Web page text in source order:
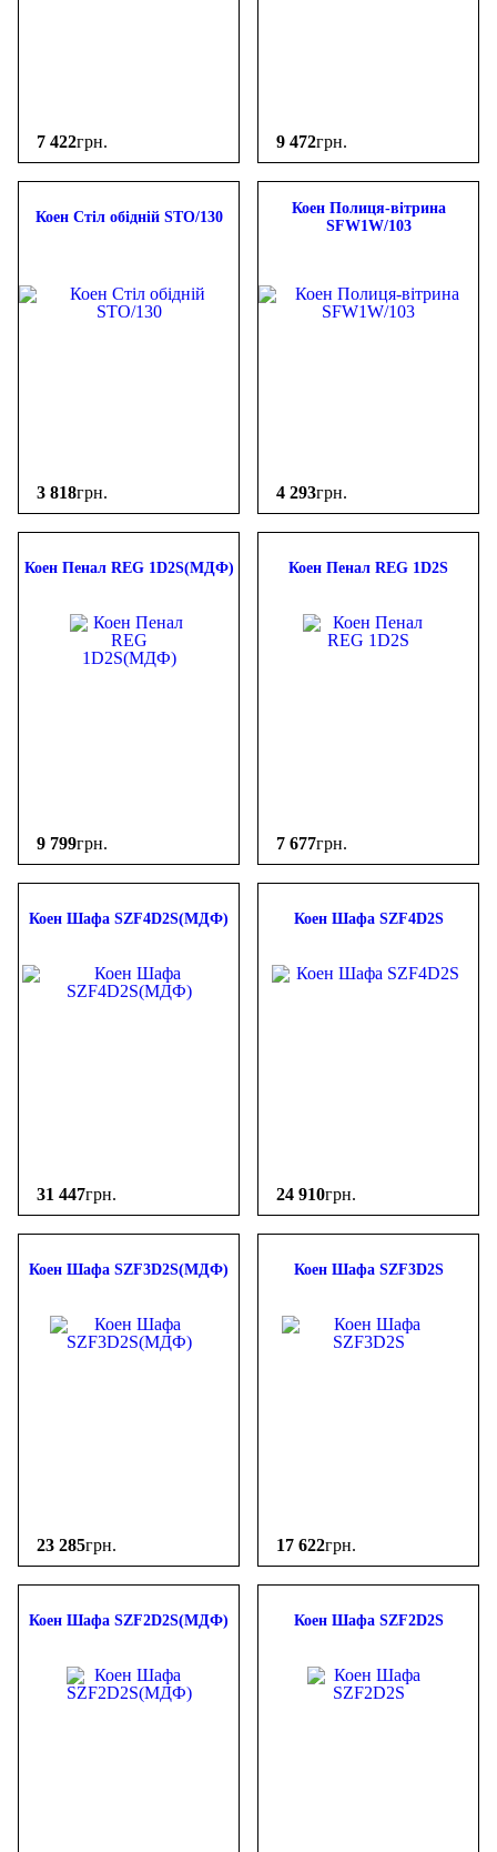
7 422грн. 9 472грн.
Коен Стіл обідній STO/130
3 818грн.
Коен Полиця-вітрина
SFW1W/103
4 293грн.
Коен Пенал REG 1D2S(МДФ)
9 799грн.
Коен Пенал REG 1D2S
7 677грн.
Коен Шафа SZF4D2S(МДФ)
31 447грн.
Коен Шафа SZF4D2S
24 910грн.
Коен Шафа SZF3D2S(МДФ)
23 285грн.
Коен Шафа SZF3D2S
17 622грн.
Коен Шафа SZF2D2S(МДФ) Коен Шафа SZF2D2S